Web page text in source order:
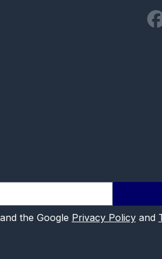
the Google Privacy Policyand